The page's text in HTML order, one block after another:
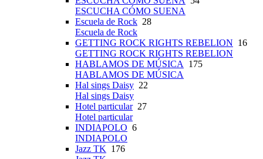
ESCUCHA CÓMO SUENA
Escuela de Rock 28
Escuela de Rock
GETTING ROCK RIGHTS REBELION 16
GETTING ROCK RIGHTS REBELION
HABLAMOS DE MÚSICA
175
HABLAMOS DE MÚSICA
Hal sings Daisy 22
Hal sings Daisy
Hotel particular27
Hotel particular
INDIAPOLO 6
INDIAPOLO
Jazz TK 176